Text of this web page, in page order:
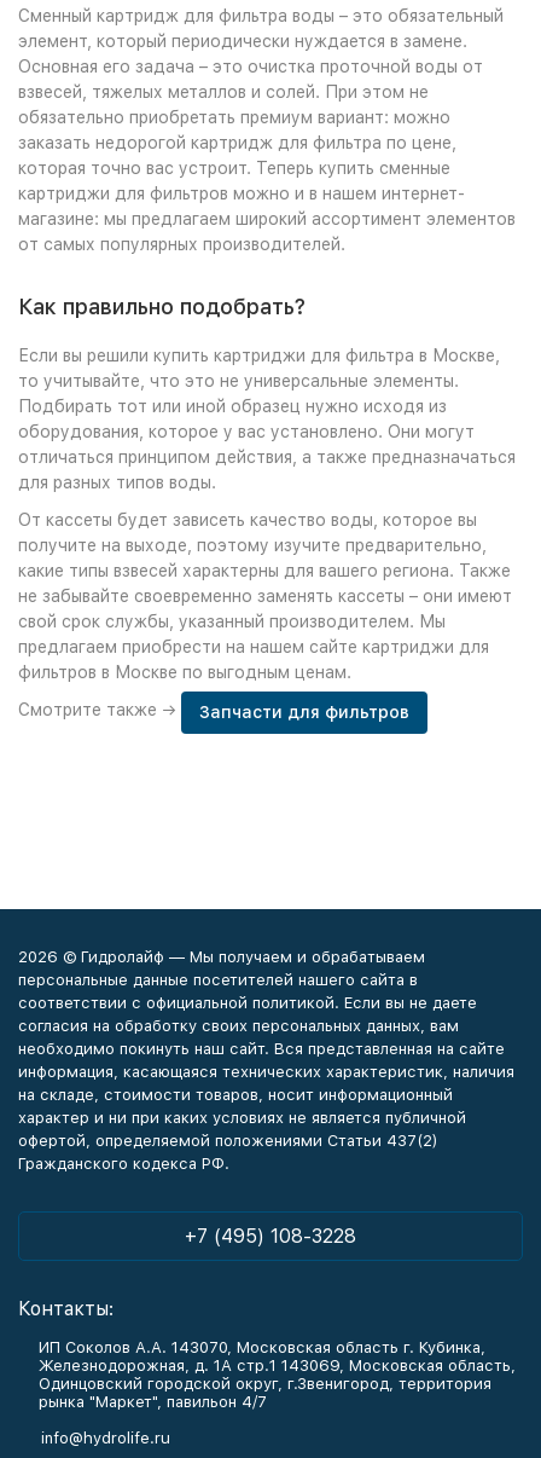
Сменный картридж для фильтра воды – это обязательный
элемент, который периодически нуждается в замене.
Основная его задача – это очистка проточной воды от
взвесей, тяжелых металлов и солей. При этом не
обязательно приобретать премиум вариант: можно
заказать недорогой картридж для фильтра по цене,
которая точно вас устроит. Теперь купить сменные
картриджи для фильтров можно и в нашем интернет-
магазине: мы предлагаем широкий ассортимент элементов
от самых популярных производителей.
Как правильно подобрать?
Если вы решили купить картриджи для фильтра в Москве,
то учитывайте, что это не универсальные элементы.
Подбирать тот или иной образец нужно исходя из
оборудования, которое у вас установлено. Они могут
отличаться принципом действия, а также предназначаться
для разных типов воды.
От кассеты будет зависеть качество воды, которое вы
получите на выходе, поэтому изучите предварительно,
какие типы взвесей характерны для вашего региона. Также
не забывайте своевременно заменять кассеты – они имеют
свой срок службы, указанный производителем. Мы
предлагаем приобрести на нашем сайте картриджи для
фильтров в Москве по выгодным ценам.
Смотрите также →
Запчасти для фильтров
2026 © Гидролайф — Мы получаем и обрабатываем
персональные данные посетителей нашего сайта в
соответствии с официальной политикой. Если вы не даете
согласия на обработку своих персональных данных, вам
необходимо покинуть наш сайт. Вся представленная на сайте
информация, касающаяся технических характеристик, наличия
на складе, стоимости товаров, носит информационный
характер и ни при каких условиях не является публичной
офертой, определяемой положениями Статьи 437(2)
Гражданского кодекса РФ.
+7 (495) 108-3228
Контакты:
ИП Соколов А.А. 143070, Московская область г. Кубинка,
Железнодорожная, д. 1А стр.1 143069, Московская область,
Одинцовский городской округ, г.Звенигород, территория
рынка "Маркет", павильон 4/7
info@hydrolife.ru